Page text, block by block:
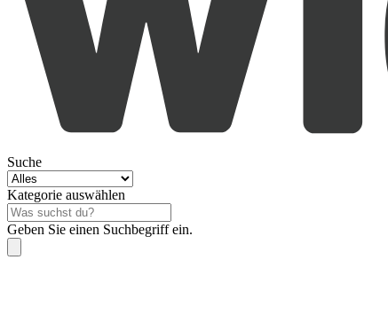
Suche
Kategorie auswählen
Geben Sie einen Suchbegriff ein.